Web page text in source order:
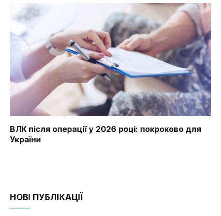
ВЛК після операції у 2026 році: покроково для
України
НОВІ ПУБЛІКАЦІЇ